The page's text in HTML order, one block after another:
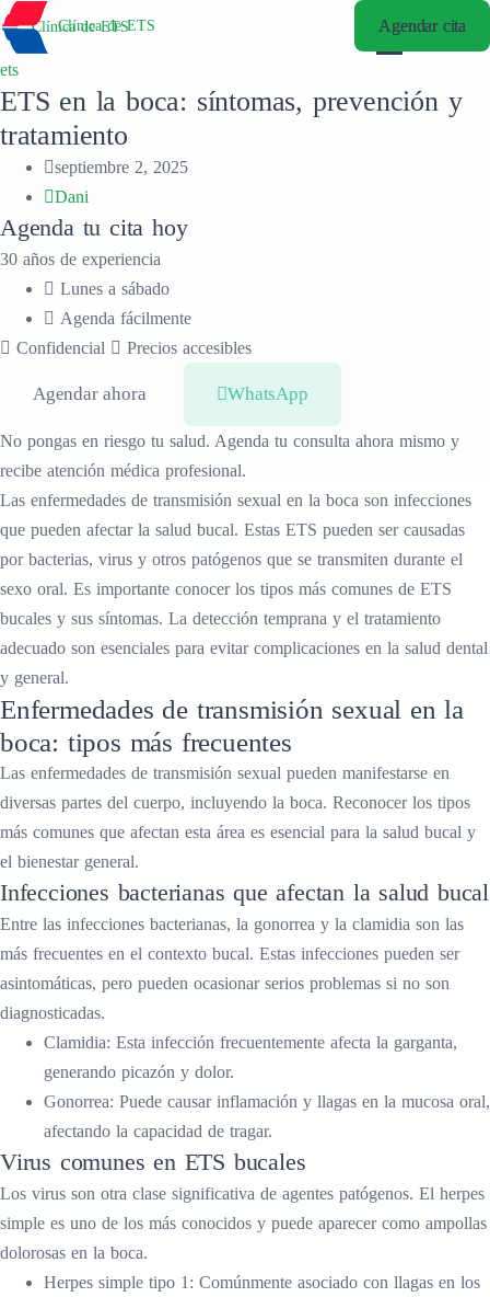
Clínica de ETS Agendar cita
Clínica de ETS Agendar cita
ets
ETS en la boca: síntomas, prevención y
tratamiento
septiembre 2, 2025
Dani
Agenda tu cita hoy
30 años de experiencia
Lunes a sábado
Agenda fácilmente
Confidencial
Precios accesibles
Agendar ahora WhatsApp
No pongas en riesgo tu salud. Agenda tu consulta ahora mismo y
recibe atención médica profesional.
Las enfermedades de transmisión sexual en la boca son infecciones
que pueden afectar la salud bucal. Estas ETS pueden ser causadas
por bacterias, virus y otros patógenos que se transmiten durante el
sexo oral. Es importante conocer los tipos más comunes de ETS
bucales y sus síntomas. La detección temprana y el tratamiento
adecuado son esenciales para evitar complicaciones en la salud dental
y general.
Enfermedades de transmisión sexual en la
boca: tipos más frecuentes
Las enfermedades de transmisión sexual pueden manifestarse en
diversas partes del cuerpo, incluyendo la boca. Reconocer los tipos
más comunes que afectan esta área es esencial para la salud bucal y
el bienestar general.
Infecciones bacterianas que afectan la salud bucal
Entre las infecciones bacterianas, la gonorrea y la clamidia son las
más frecuentes en el contexto bucal. Estas infecciones pueden ser
asintomáticas, pero pueden ocasionar serios problemas si no son
diagnosticadas.
Clamidia: Esta infección frecuentemente afecta la garganta,
generando picazón y dolor.
Gonorrea: Puede causar inflamación y llagas en la mucosa oral,
afectando la capacidad de tragar.
Virus comunes en ETS bucales
Los virus son otra clase significativa de agentes patógenos. El herpes
simple es uno de los más conocidos y puede aparecer como ampollas
dolorosas en la boca.
Herpes simple tipo 1: Comúnmente asociado con llagas en los